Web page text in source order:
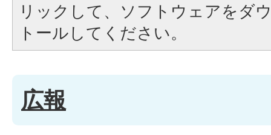
リックして、ソフトウェアをダ
トールしてください。
広報